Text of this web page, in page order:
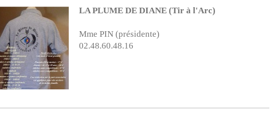
LA PLUME DE DIANE (Tir à l'Arc)
Mme PIN (présidente)
02.48.60.48.16